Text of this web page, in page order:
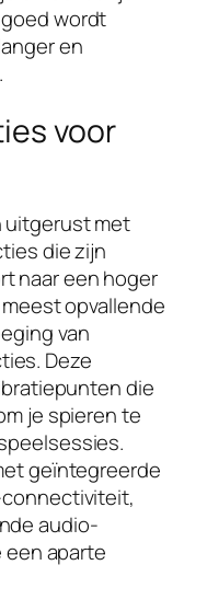
wordt
en
voor
uitgerust met
die zijn
naar een hoger
opvallende
van
Deze
die
je spieren te
geïntegreerde
audio-
een aparte